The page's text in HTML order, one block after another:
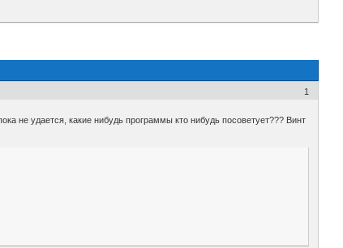
1
не удается, какие нибудь программы кто нибудь посоветует??? Винт